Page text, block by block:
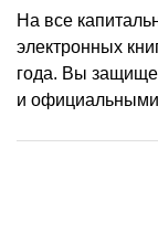
На все
электронных
года. Вы
и